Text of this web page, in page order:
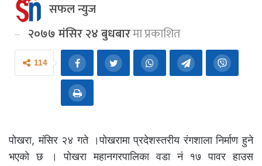
सफल न्युज
२०७७ मंसिर २४ बुधबारमा प्रकाशित
114
पोखरा, मंसिर २४ गते ।पोखरामा प्रदेशस्तरीय रंगशाला निर्माण हुने
भएको छ । पोखरा महानगरपालिका वडा नं १७ पावर हाउस